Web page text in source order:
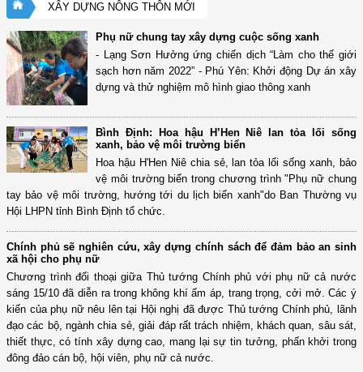
XÂY DỰNG NÔNG THÔN MỚI
Phụ nữ chung tay xây dựng cuộc sống xanh
- Lạng Sơn Hưởng ứng chiến dịch “Làm cho thế giới
sạch hơn năm 2022” - Phú Yên: Khởi động Dự án xây
dựng và thử nghiệm mô hình giao thông xanh
Bình Định: Hoa hậu H’Hen Niê lan tỏa lối sống
xanh, bảo vệ môi trường biển
Hoa hậu H'Hen Niê chia sẻ, lan tỏa lối sống xanh, bảo
vệ môi trường biển trong chương trình "Phụ nữ chung
tay bảo vệ môi trường, hướng tới du lịch biển xanh"do Ban Thường vụ
Hội LHPN tỉnh Bình Định tổ chức.
Chính phủ sẽ nghiên cứu, xây dựng chính sách để đảm bảo an sinh
xã hội cho phụ nữ
Chương trình đối thoại giữa Thủ tướng Chính phủ với phụ nữ cả nước
sáng 15/10 đã diễn ra trong không khí ấm áp, trang trọng, cởi mở. Các ý
kiến của phụ nữ nêu lên tại Hội nghị đã được Thủ tướng Chính phủ, lãnh
đạo các bộ, ngành chia sẻ, giải đáp rất trách nhiệm, khách quan, sâu sát,
thiết thực, có tính xây dựng cao, mang lại sự tin tưởng, phấn khởi trong
đông đảo cán bộ, hội viên, phụ nữ cả nước.